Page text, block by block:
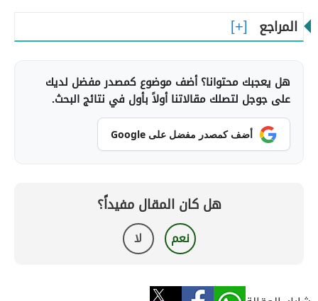
المراجع
هل يعجبك محتوانا؟ أضف موضوع كمصدر مفضل لديك
على جوجل لتصلك مقالاتنا أولاً بأول في نتائج البحث.
أضف كمصدر مفضل على Google
هل كان المقال مفيداً؟
نعم لا